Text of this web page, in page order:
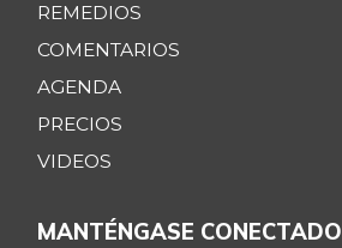
REMEDIOS
COMENTARIOS
AGENDA
PRECIOS
VIDEOS
MANTÉNGASE CONECTADO